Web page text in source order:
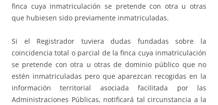
finca cuya inmatriculación se pretende con otra u otras
que hubiesen sido previamente inmatriculadas.
Si el Registrador tuviera dudas fundadas sobre la
coincidencia total o parcial de la finca cuya inmatriculación
se pretende con otra u otras de dominio público que no
estén inmatriculadas pero que aparezcan recogidas en la
información territorial asociada facilitada por las
Administraciones Públicas, notificará tal circunstancia a la